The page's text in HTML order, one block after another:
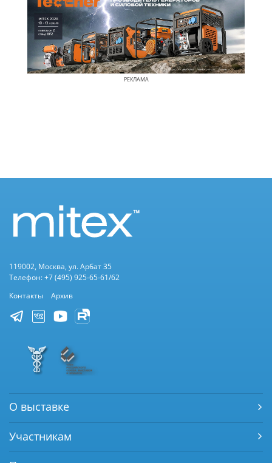
РЕКЛАМА
119002, Москва, ул. Арбат 35
Телефон: +7 (495) 925-65-61/62
Контакты
Архив
О выставке
Участникам